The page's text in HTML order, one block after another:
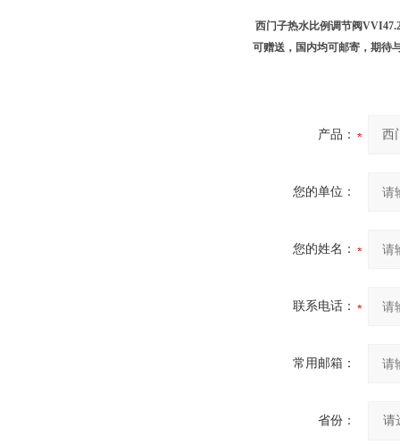
西门子热水比例调节阀
可赠送，国内均可邮寄，期待
产品：
您的单位：
您的姓名：
联系电话：
常用邮箱：
省份：